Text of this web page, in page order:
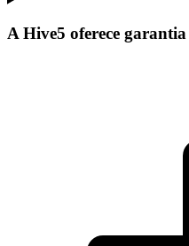
A Hive5 oferece